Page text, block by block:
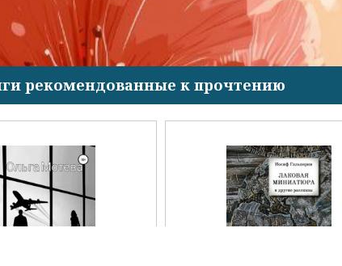
рекомендованные к прочтению